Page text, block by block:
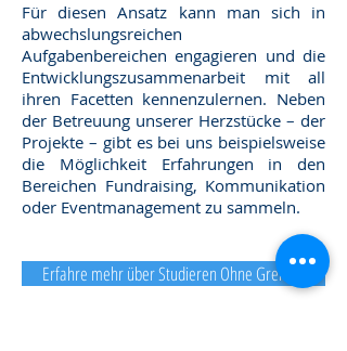
Für diesen Ansatz kann man sich in
abwechslungsreichen
Aufgabenbereichen engagieren und die
Entwicklungszusammenarbeit mit all
ihren Facetten kennenzulernen. Neben
der Betreuung unserer Herzstücke – der
Projekte – gibt es bei uns beispielsweise
die Möglichkeit Erfahrungen in den
Bereichen Fundraising, Kommunikation
oder Eventmanagement zu sammeln.
Erfahre mehr über Studieren Ohne Grenzen